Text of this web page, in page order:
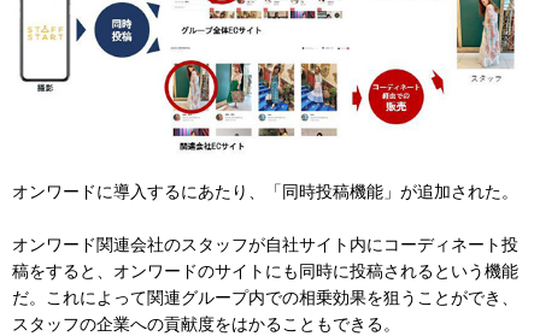
オンワードに導入するにあたり、「同時投稿機能」が追加された。
オンワード関連会社のスタッフが自社サイト内にコーディネート投
稿をすると、オンワードのサイトにも同時に投稿されるという機能
だ。これによって関連グループ内での相乗効果を狙うことができ、
スタッフの企業への貢献度をはかることもできる。